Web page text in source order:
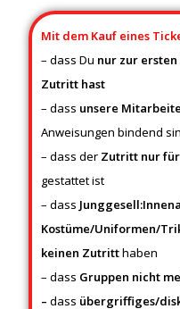
Mit dem Kauf eines
– dass Du nur zur
Zutritt hast
– dass unsere
Anweisungen bindend
– dass der Zutritt nur für
gestattet ist
– dass
Kostüme/Uniformen/
keinen Zutritthaben
– dass Gruppen nicht
–dass übergriffiges/